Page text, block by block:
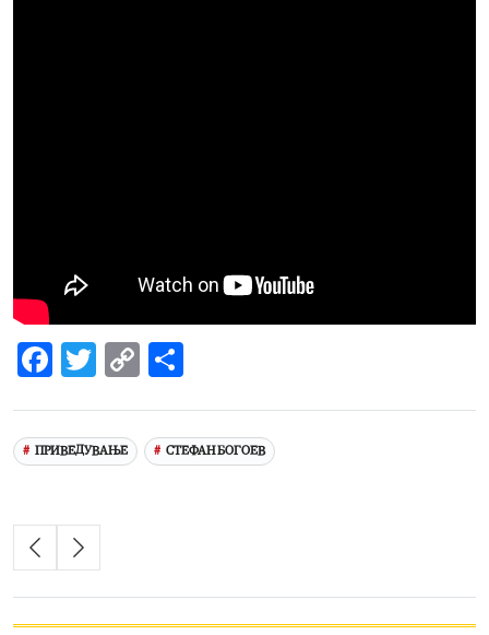
Facebook
Twitter
Copy
ПРИВЕДУВАЊЕ СТЕФАН БОГОЕВ